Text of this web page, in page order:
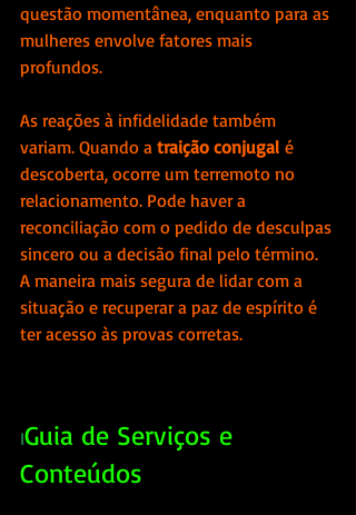
questão momentânea, enquanto para as
mulheres envolve fatores mais
profundos.
As reações à infidelidade também
variam. Quando a traição conjugal é
descoberta, ocorre um terremoto no
relacionamento. Pode haver a
reconciliação com o pedido de desculpas
sincero ou a decisão final pelo término.
A maneira mais segura de lidar com a
situação e recuperar a paz de espírito é
ter acesso às provas corretas.
IGuia de Serviços e
Conteúdos